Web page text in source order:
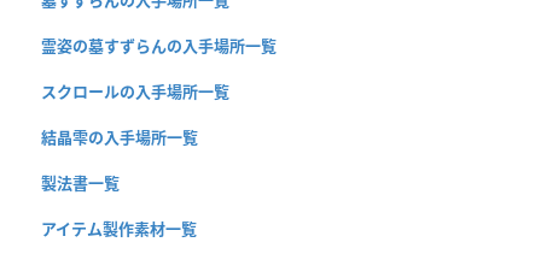
霊姿の墓すずらんの入手場所一覧
スクロールの入手場所一覧
結晶雫の入手場所一覧
製法書一覧
アイテム製作素材一覧